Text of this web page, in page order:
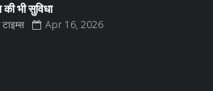
भी सुविधा
Apr 16, 2026